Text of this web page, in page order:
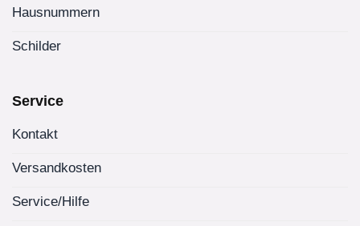
Hausnummern
Schilder
Service
Kontakt
Versandkosten
Service/Hilfe